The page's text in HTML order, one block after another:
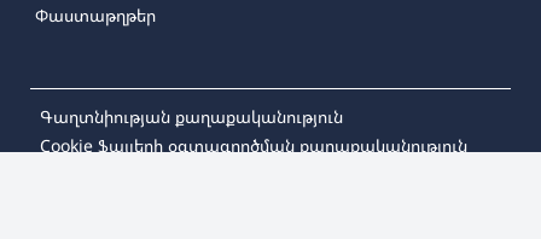
Փաստաթղթեր
Գաղտնիության քաղաքականություն
Cookie ֆայլերի օգտագործման քաղաքականություն